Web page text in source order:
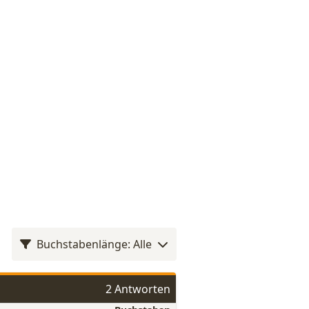
Buchstabenlänge: Alle
2 Antworten